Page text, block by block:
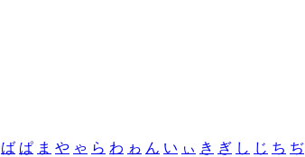
ば ぱ ま や ゃ ら わ ゎ ん い ぃ き ぎ し じ ち ぢ